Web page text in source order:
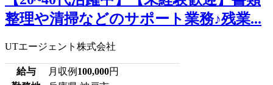
整理や清掃などのサポート業務♪残業...
UTエージェント株式会社
給与 月収例 100,000円